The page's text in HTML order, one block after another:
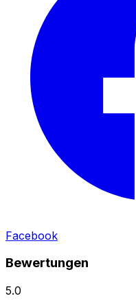
Facebook
Bewertungen
5.0